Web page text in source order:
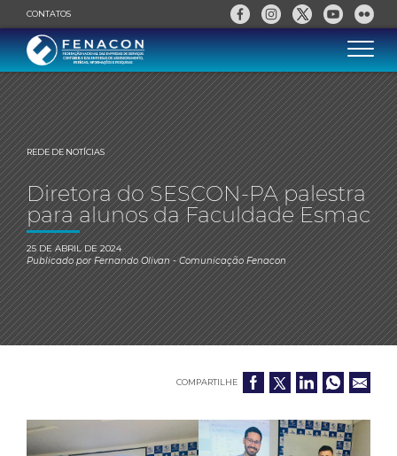
CONTATOS
REDE DE NOTÍCIAS
Diretora do SESCON-PA palestra
para alunos da Faculdade Esmac
25 DE ABRIL DE 2024
Publicado porFernando Olivan- Comunicação Fenacon
COMPARTILHE